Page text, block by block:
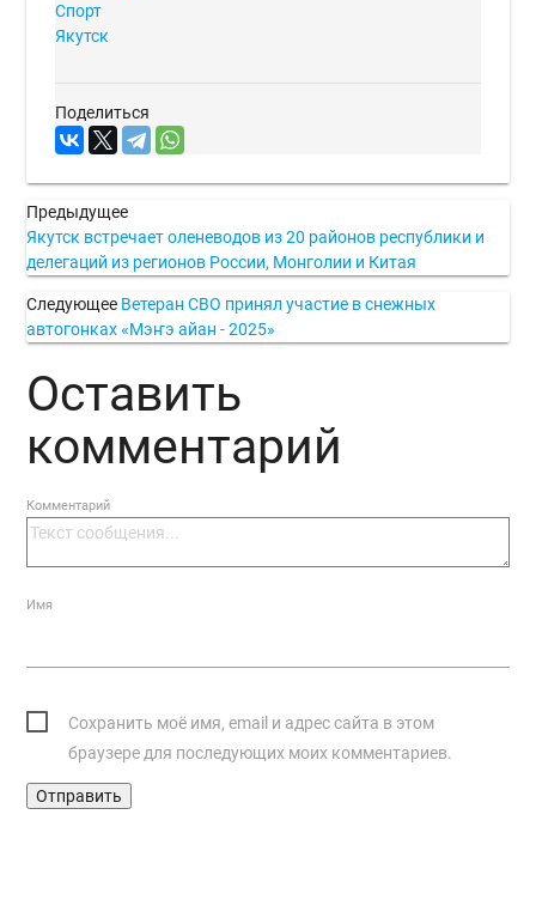
Спорт
Якутск
Поделиться
Предыдущее
Якутск встречает оленеводов из 20 районов республики и
делегаций из регионов России, Монголии и Китая
Следующее Ветеран СВО принял участие в снежных
автогонках «Мэҥэ айан - 2025»
Оставить
комментарий
Комментарий
Имя
Сохранить моё имя, email и адрес сайта в этом
браузере для последующих моих комментариев.